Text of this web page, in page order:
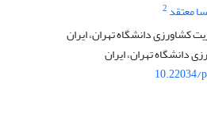
معتقد 2
کشاورزی دانشگاه تهران، ایران
دانشگاه تهران، ایران
10.22034/